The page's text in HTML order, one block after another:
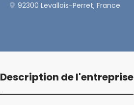
92300 Levallois-Perret, France
Description de l'entreprise